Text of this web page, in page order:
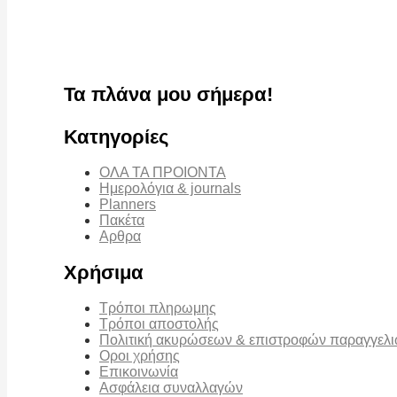
Τα πλάνα μου σήμερα!
Κατηγορίες
ΟΛΑ ΤΑ ΠΡΟΙΟΝΤΑ
Ημερολόγια & journals
Planners
Πακέτα
Αρθρα
Χρήσιμα
Τρόποι πληρωμης
Τρόποι αποστολής
Πολιτική ακυρώσεων & επιστροφών
Οροι χρήσης
Επικοινωνία
Ασφάλεια συναλλαγών